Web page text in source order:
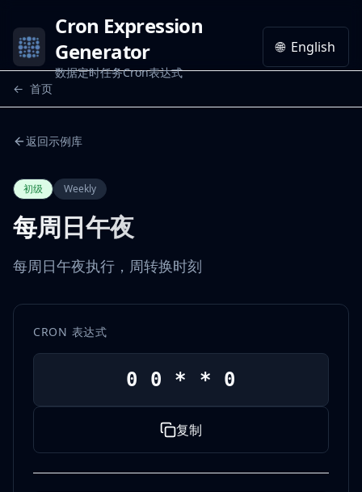
Cron Expression
Generator
数据定时任务Cron表达式
🌐 English
← 首页
返回示例库
初级 Weekly
每周日午夜
每周日午夜执行，周转换时刻
CRON 表达式
0 0 * * 0
复制